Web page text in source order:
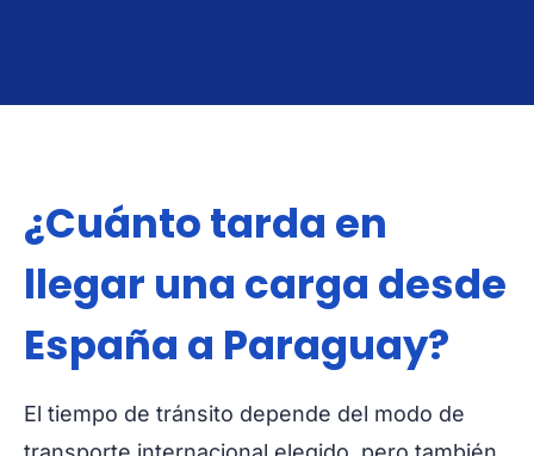
¿Cuánto tarda en
llegar una carga desde
España a Paraguay?
El tiempo de tránsito depende del modo de